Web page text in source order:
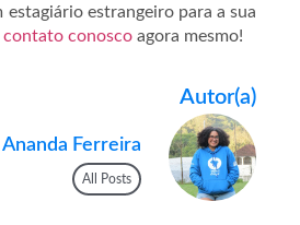
estagiário estrangeiro para a sua
contato conosco agora mesmo!
Autor(a)
Ananda Ferreira
All Posts